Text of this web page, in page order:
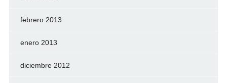
febrero 2013
enero 2013
diciembre 2012